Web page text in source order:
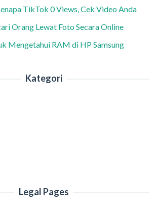
TikTok 0 Views, Cek Video Anda
Orang Lewat Foto Secara Online
Mengetahui RAM di HP Samsung
Kategori
Legal Pages